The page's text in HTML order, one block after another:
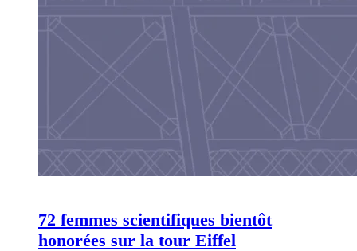
72 femmes scientifiques bientôt
honorées sur la tour Eiffel